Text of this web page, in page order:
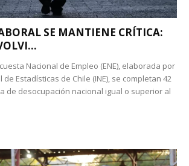
SE MANTIENE CRÍTICA:
Nacional de Empleo (ENE), elaborada por
Estadísticas de Chile (INE), se completan 42
de desocupación nacional igual o superior al